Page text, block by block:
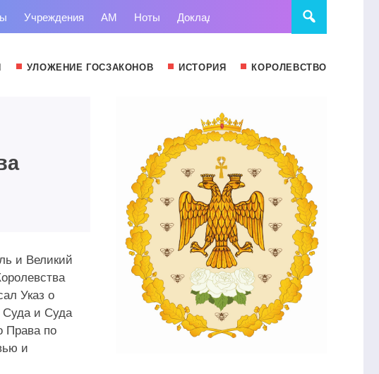
Учреждения АМ Ноты Доклады Суд
УЛОЖЕНИЕ ГОСЗАКОНОВ ИСТОРИЯ КОРОЛЕВСТВО
и Великий
Указ о
Суда и Суда
Права по
и